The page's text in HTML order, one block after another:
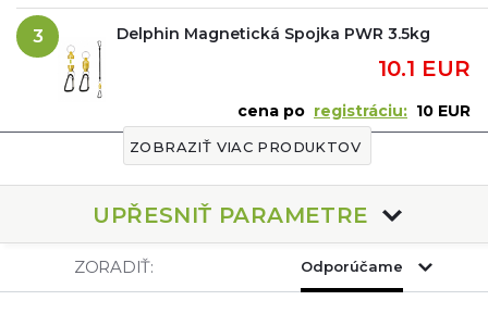
3 Delphin Magnetická Spojka PWR 3.5kg
10.1 EUR
cena po registráciu: 10 EUR
ZOBRAZIŤ VIAC PRODUKTOV
UPŘESNIŤ PARAMETRE
ZORADIŤ: Odporúčame